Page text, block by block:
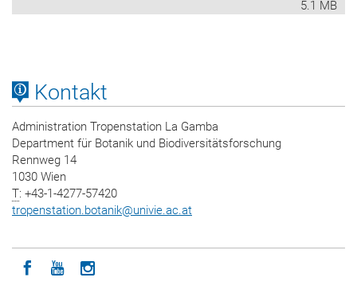
5.1 MB
Kontakt
Administration Tropenstation La Gamba
Department für Botanik und Biodiversitätsforschung
Rennweg 14
1030 Wien
T: +43-1-4277-57420
tropenstation.botanik@univie.ac.at
Icon facebook
Icon youtube
Icon instagram